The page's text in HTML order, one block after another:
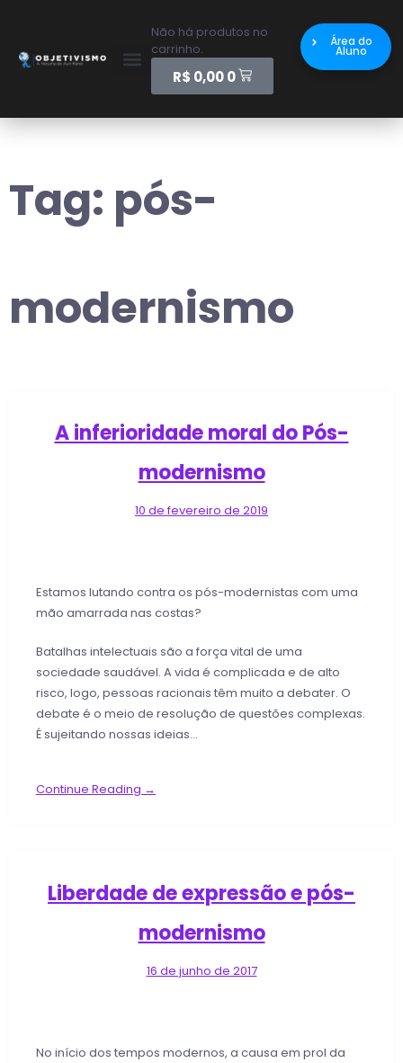
Não há produtos no
carrinho.
R$ 0,00 0
Área do
Aluno
Tag: pós-
modernismo
A inferioridade moral do Pós-
modernismo
10 de fevereiro de 2019
Estamos lutando contra os pós-modernistas com uma
mão amarrada nas costas?
Batalhas intelectuais são a força vital de uma
sociedade saudável. A vida é complicada e de alto
risco, logo, pessoas racionais têm muito a debater. O
debate é o meio de resolução de questões complexas.
É sujeitando nossas ideias…
Continue Reading →
Liberdade de expressão e pós-
modernismo
16 de junho de 2017
No início dos tempos modernos, a causa em prol da